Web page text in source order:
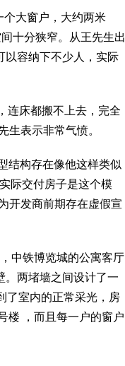
大窗户，大约两米
十分狭窄。从王先生出
以容纳下不少人，实际
连床都搬不上去，完全
表示非常气愤。
结构存在像他这样类似
际交付房子是这个模
开发商前期存在虚假宣
中铁博览城的公寓客厅
两堵墙之间设计了一
了室内的正常采光，房
楼 ，而且每一户的窗户